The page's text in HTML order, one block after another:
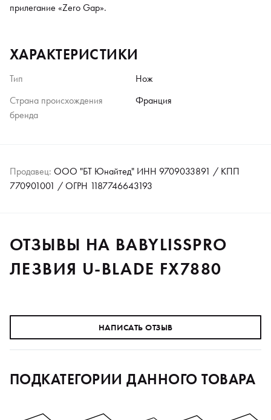
прилегание «Zero Gap».
ХАРАКТЕРИСТИКИ
Тип
Нож
Страна происхождения
бренда
Франция
Продавец: ООО "БТ Юнайтед" ИНН 9709033891 / КПП
770901001 / ОГРН 1187746643193
ОТЗЫВЫ НА BABYLISSPRO
ЛЕЗВИЯ U-BLADE FX7880
НАПИСАТЬ ОТЗЫВ
ПОДКАТЕГОРИИ ДАННОГО ТОВАРА